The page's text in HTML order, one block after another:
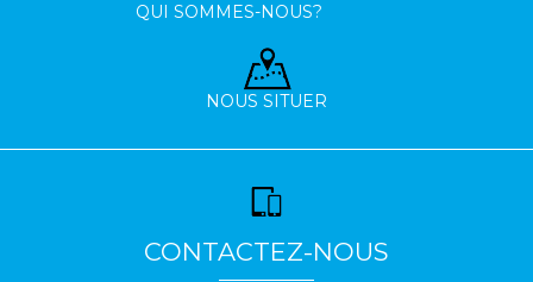
QUI SOMMES-NOUS?
NOUS SITUER
CONTACTEZ-NOUS